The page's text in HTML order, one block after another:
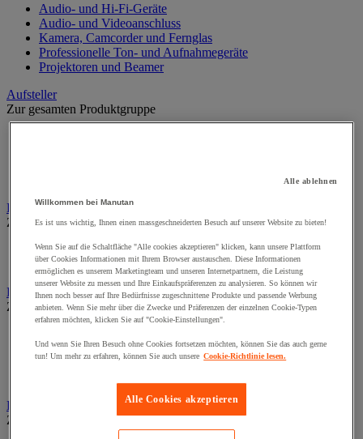
Audio- und Hi-Fi-Geräte
Audio- und Videoanschluss
Kamera, Camcorder und Fernglas
Professionelle Ton- und Aufnahmegeräte
Projektoren und Beamer
Aufsteller
Zur gesamten Produktgruppe
Beschilderung
Zur gesamten Produktgruppe
Halter für Türschild und Hinweisschild
Hinweisschild auf Befestigungspaltte
Bodenmatten für Büro- und Gemeinschaftsräume
Zur gesamten Produktgruppe
Bodenschutzmatte
Gittermatte für Gemeinschaftsräume
Büromaterial und Büromöbel
Zur gesamten Produktgruppe
Alle ablehnen
Willkommen bei Manutan
Es ist uns wichtig, Ihnen einen massgeschneiderten Besuch auf unserer Website zu bieten!
Wenn Sie auf die Schaltfläche "Alle cookies akzeptieren" klicken, kann unsere Plattform
über Cookies Informationen mit Ihrem Browser austauschen. Diese Informationen
ermöglichen es unserem Marketingteam und unseren Internetpartnern, die Leistung
unserer Website zu messen und Ihre Einkaufspräferenzen zu analysieren. So können wir
Ihnen noch besser auf Ihre Bedürfnisse zugeschnittene Produkte und passende Werbung
anbieten. Wenn Sie mehr über die Zwecke und Präferenzen der einzelnen Cookie-Typen
erfahren möchten, klicken Sie auf "Cookie-Einstellungen".
Und wenn Sie Ihren Besuch ohne Cookies fortsetzen möchten, können Sie das auch gerne
tun! Um mehr zu erfahren, können Sie auch unsere Cookie-Richtlinie lesen.
Alle Cookies akzeptieren